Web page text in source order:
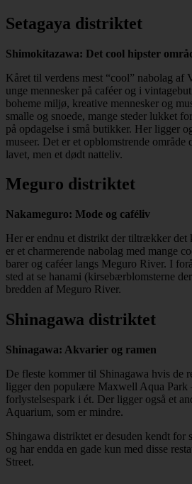
Setagaya distriktet
Shimokitazawa: Det cool hipster
Kåret til verdens mest “cool” nabolag af
unge mennesker på caféer og i
boheme miljø, kreative mennesker og
smalle og snoede, mange steder lukket
på opdagelse i små butikker. Her ligger
museer. Det er et opblomstrende område
lavet, men et dødt natteliv.
Meguro distriktet
Nakameguro: Mode og caféliv
Her er endnu et distrikt der tiltrækker
er et charmerende nabolag med mange
barer og caféer langs Meguro River. I
sted at se hanami (kirsebærblomsterne
bredden af Meguro River.
Shinagawa distriktet
Shinagawa: Akvarier og ramen
De fleste kommer til Shinagawa hvis de
ligger den populære Maxwell Aqua Park
forlystelsespark i ét. Der ligger også et
Aquarium, som er mindre.
Shingawa distriktet er desuden kendt for
og har endda en gade kun med disse
Street.